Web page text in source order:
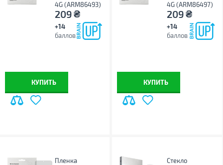
4G (ARM86493)
209₴
+14
баллов
КУПИТЬ
4G (ARM86497)
209₴
+14
баллов
КУПИТЬ
Пленка
Стекло